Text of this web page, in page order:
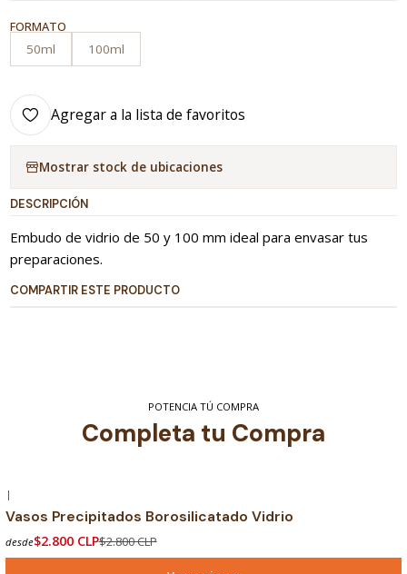
FORMATO
50ml
100ml
Agregar a la lista de favoritos
Mostrar stock de ubicaciones
DESCRIPCIÓN
Embudo de vidrio de 50 y 100 mm ideal para envasar tus
preparaciones.
COMPARTIR ESTE PRODUCTO
POTENCIA TÚ COMPRA
Completa tu Compra
|
Vasos Precipitados Borosilicatado Vidrio
desde$2.800 CLP$2.800 CLP